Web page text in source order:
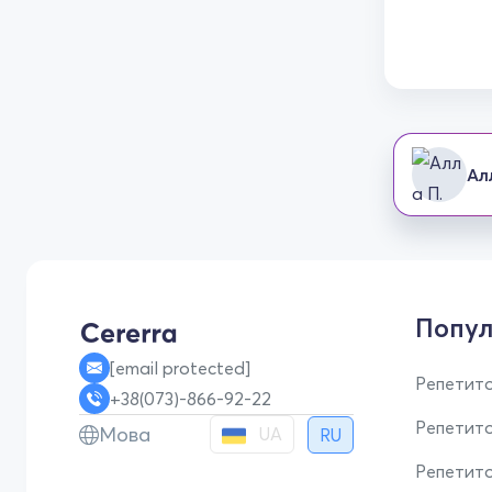
[email protected]
+38(073)-866-92-22
Мова UA RU